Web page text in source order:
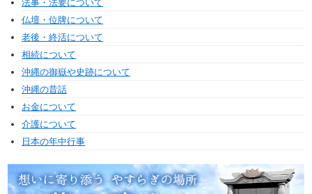
法事・法要について
仏壇・位牌について
老後・終活について
相続について
沖縄の御嶽や史跡について
沖縄の昔話
お金について
介護について
日本の年中行事